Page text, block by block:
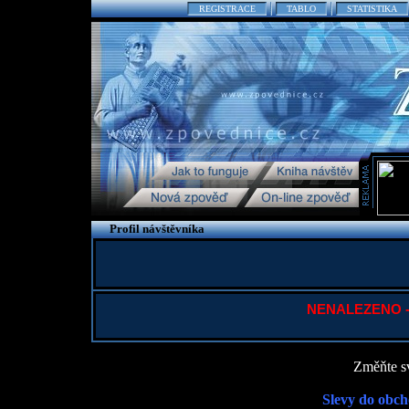
REGISTRACE TABLO STATISTIKA
Profil návštěvníka
NENALEZENO
Změňte
Slevy do